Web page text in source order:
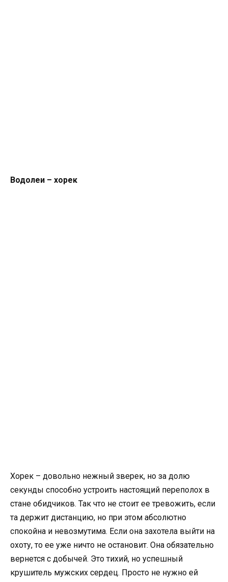
Водолеи – хорек
Хорек – довольно нежный зверек, но за долю
секунды способно устроить настоящий переполох в
стане обидчиков. Так что не стоит ее тревожить, если
та держит дистанцию, но при этом абсолютно
спокойна и невозмутима. Если она захотела выйти на
охоту, то ее уже ничто не остановит. Она обязательно
вернется с добычей. Это тихий, но успешный
крушитель мужских сердец. Просто не нужно ей